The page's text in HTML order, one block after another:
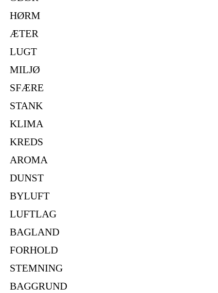
HØRM
ÆTER
LUGT
MILJØ
SFÆRE
STANK
KLIMA
KREDS
AROMA
DUNST
BYLUFT
LUFTLAG
BAGLAND
FORHOLD
STEMNING
BAGGRUND